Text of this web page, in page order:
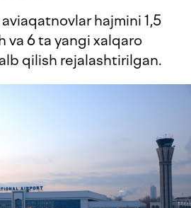
hajmini 1,5
va 6 ta yangi xalqaro
qilish rejalashtirilgan.